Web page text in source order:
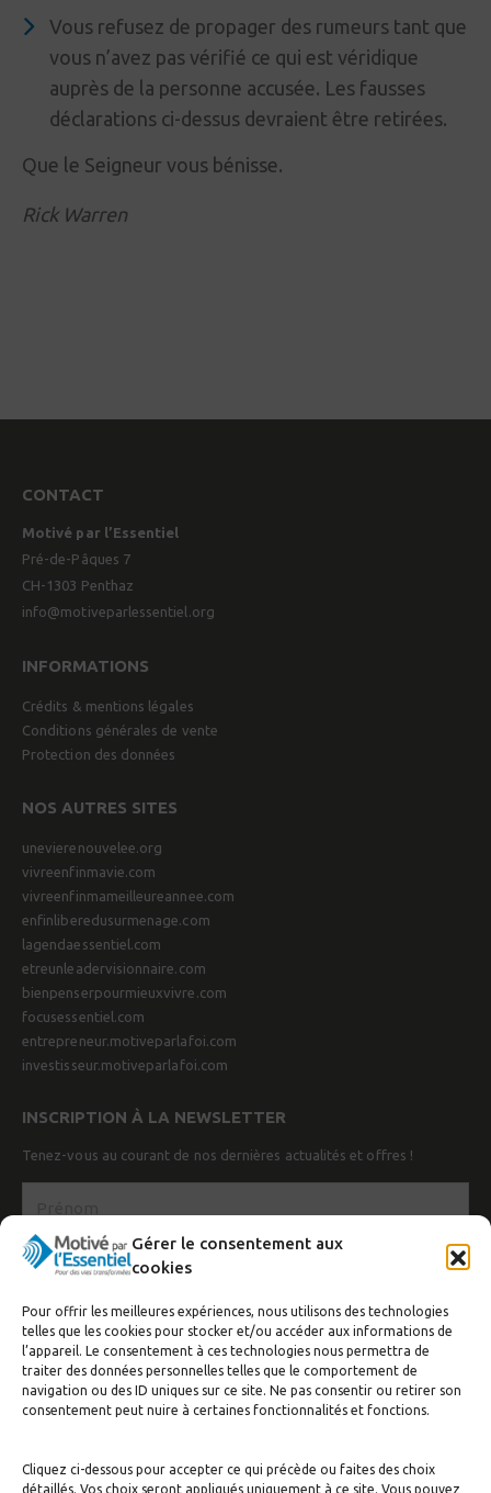
Gérer le consentement aux
cookies
Pour offrir les meilleures expériences, nous utilisons des technologies
telles que les cookies pour stocker et/ou accéder aux informations de
l’appareil. Le consentement à ces technologies nous permettra de
traiter des données personnelles telles que le comportement de
navigation ou des ID uniques sur ce site. Ne pas consentir ou retirer son
consentement peut nuire à certaines fonctionnalités et fonctions.
Cliquez ci-dessous pour accepter ce qui précède ou faites des choix
détaillés. Vos choix seront appliqués uniquement à ce site. Vous pouvez
Vous refusez de propager des rumeurs tant que
vous n’avez pas vérifié ce qui est véridique
auprès de la personne accusée. Les fausses
déclarations ci-dessus devraient être retirées.
Que le Seigneur vous bénisse.
Rick Warren
CONTACT
Motivé par l’Essentiel
Pré-de-Pâques 7
CH-1303 Penthaz
info@motiveparlessentiel.org
INFORMATIONS
Crédits & mentions légales
Conditions générales de vente
Protection des données
NOS AUTRES SITES
unevierenouvelee.org
vivreenfinmavie.com
vivreenfinmameilleureannee.com
enfinliberedusurmenage.com
lagendaessentiel.com
etreunleadervisionnaire.com
bienpenserpourmieuxvivre.com
focusessentiel.com
entrepreneur.motiveparlafoi.com
investisseur.motiveparlafoi.com
INSCRIPTION À LA NEWSLETTER
Tenez-vous au courant de nos dernières actualités et offres !
J’accepte de recevoir la newsletter